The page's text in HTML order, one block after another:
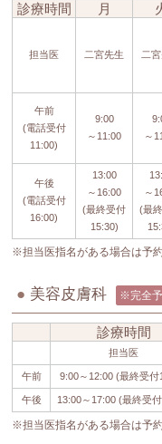
診療時間 月
担当医 二宮先生 二
午前
(電話受付
11:00)
9:00
～11:00
～
午後
(電話受付
16:00)
13:00
～16:00
(最終受付
15:30)
～
(最
※担当医指名がある場合は予
● 美容皮膚科 ※完全予
診療時間
担当医
午前 9:00～12:00 (最終受付
午後 13:00～17:00 (最終受
※担当医指名がある場合は予